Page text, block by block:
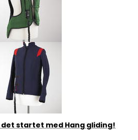
startet med Hang gliding!